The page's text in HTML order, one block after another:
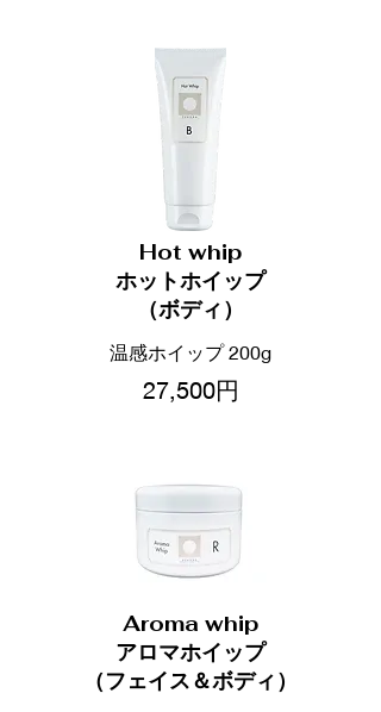
Hot whip
ホットホイップ
（ボディ）
温感ホイップ 200g
27,500円
Aroma whip
アロマホイップ
（フェイス＆ボディ）